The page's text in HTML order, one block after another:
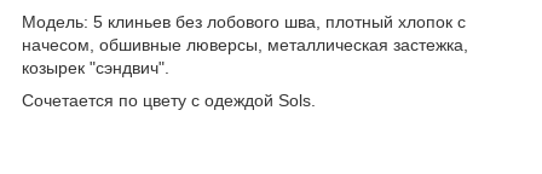
Модель: 5 клиньев без лобового шва, плотный хлопок с
начесом, обшивные люверсы, металлическая застежка,
козырек "сэндвич".
Сочетается по цвету с одеждой Sols.